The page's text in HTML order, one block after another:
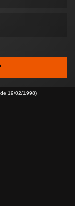
19/02/1998)